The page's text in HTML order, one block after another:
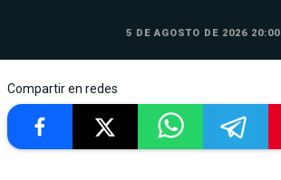
5 DE AGOSTO DE 2026 20:00
Compartir en redes